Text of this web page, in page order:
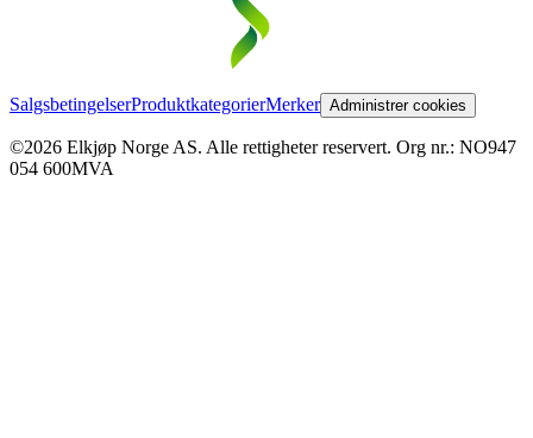
SalgsbetingelserProduktkategorierMerker Administrer cookies
©2026 Elkjøp Norge AS. Alle rettigheter reservert. Org nr.: NO947
054 600MVA